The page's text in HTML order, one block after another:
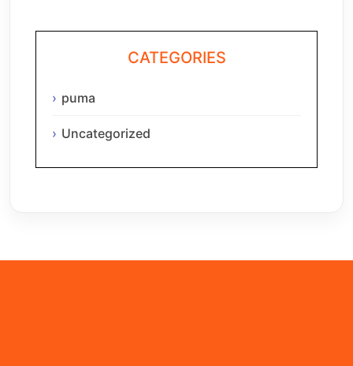
CATEGORIES
puma
Uncategorized